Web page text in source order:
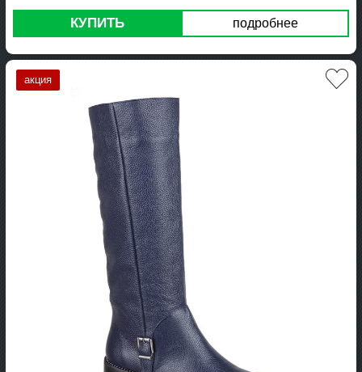
подробнее
КУПИТЬ